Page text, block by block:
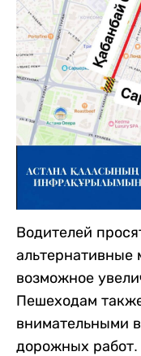
Водителей
альтернативные
возможное
Пешеходам
внимательными
дорожных работ.